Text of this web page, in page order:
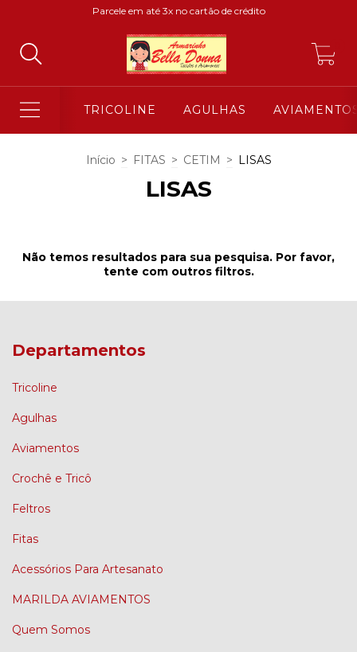
Parcele em até 3x no cartão de crédito
TRICOLINE AGULHAS
Início > FITAS > CETIM > LISAS
LISAS
Não temos resultados para sua pesquisa. Por favor,
tente com outros filtros.
Departamentos
Tricoline
Agulhas
Aviamentos
Crochê e Tricô
Feltros
Fitas
Acessórios Para Artesanato
MARILDA AVIAMENTOS
Quem Somos